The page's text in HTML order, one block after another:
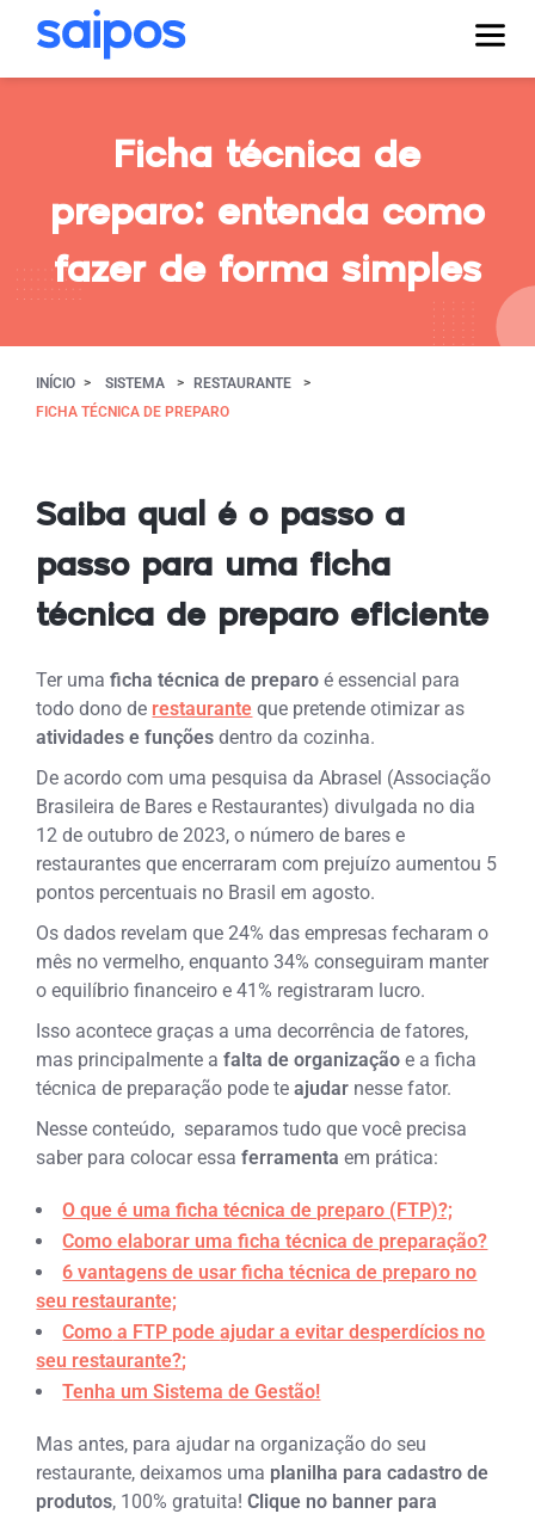
Ficha técnica de
preparo: entenda como
fazer de forma simples
INÍCIO SISTEMA
RESTAURANTE
FICHA TÉCNICA DE PREPARO
Saiba qual é o passo a
passo para uma ficha
técnica de preparo eficiente
Ter umaficha técnica de preparo é essencial para
todo dono de restaurante que pretende otimizar as
atividades e funções dentro da cozinha.
De acordo com uma pesquisa da Abrasel (Associação
Brasileira de Bares e Restaurantes) divulgada no dia
12 de outubro de 2023, o número de bares e
restaurantes que encerraram com prejuízo aumentou 5
pontos percentuais no Brasil em agosto.
Os dados revelam que 24% das empresas fecharam o
mês no vermelho, enquanto 34% conseguiram manter
o equilíbrio financeiro e 41% registraram lucro.
Isso acontece graças a uma decorrência de fatores,
mas principalmente afalta de organização e a ficha
técnica de preparação pode teajudar nesse fator.
Nesse conteúdo, separamos tudo que você precisa
saber para colocar essaferramenta em prática:
O que é uma ficha técnica de preparo (FTP)?;
Como elaborar uma ficha técnica de preparação?
6 vantagens de usar ficha técnica de preparo no
seu restaurante;
Como a FTP podeajudar a evitar desperdícios no
seu restaurante?;
Tenha um Sistema de Gestão!
Mas antes, para ajudar na organização do seu
restaurante, deixamos uma planilha para cadastro de
produtos, 100% gratuita!Clique no banner para